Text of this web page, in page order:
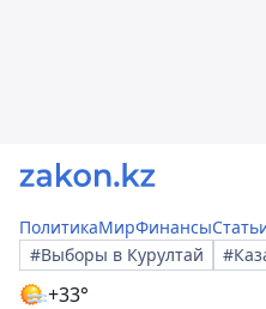
ПолитикаМирФинансы
#Выборы в Курултай
+33°